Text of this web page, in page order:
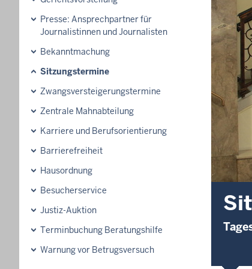
Presse: Ansprechpartner für
Journalistinnen und Journalisten
Bekanntmachung
Sitzungstermine
Zwangsversteigerungs­termine
Zentrale Mahnabteilung
Karriere und Berufsorientierung
Barrierefreiheit
Hausordnung
Besucherservice
Justiz-Auktion
Terminbuchung Beratungshilfe
Warnung vor Betrugsversuch